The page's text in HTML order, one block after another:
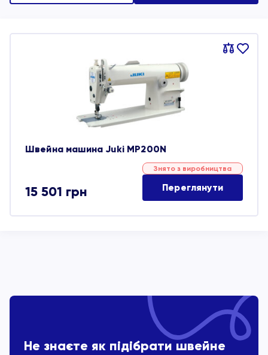
Порівняти
В
Швейна машина Juki MP200N
15 501 грн
Знято з виробництва
Переглянути
Не знаєте як підібрати швейне